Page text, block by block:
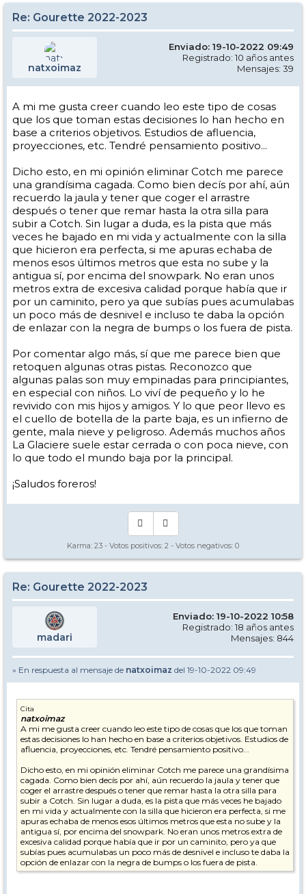
Re: Gourette 2022-2023
natxoimaz
Enviado: 19-10-2022 09:49
Registrado: 10 años antes
Mensajes: 39
A mi me gusta creer cuando leo este tipo de cosas
que los que toman estas decisiones lo han hecho en
base a criterios objetivos. Estudios de afluencia,
proyecciones, etc. Tendré pensamiento positivo...
Dicho esto, en mi opinión eliminar Cotch me parece
una grandísima cagada. Como bien decís por ahí, aún
recuerdo la jaula y tener que coger el arrastre
después o tener que remar hasta la otra silla para
subir a Cotch. Sin lugar a duda, es la pista que más
veces he bajado en mi vida y actualmente con la silla
que hicieron era perfecta, si me apuras echaba de
menos esos últimos metros que esta no sube y la
antigua sí, por encima del snowpark. No eran unos
metros extra de excesiva calidad porque había que ir
por un caminito, pero ya que subías pues acumulabas
un poco más de desnivel e incluso te daba la opción
de enlazar con la negra de bumps o los fuera de pista.
Por comentar algo más, sí que me parece bien que
retoquen algunas otras pistas. Reconozco que
algunas palas son muy empinadas para principiantes,
en especial con niños. Lo viví de pequeño y lo he
revivido con mis hijos y amigos. Y lo que peor llevo es
el cuello de botella de la parte baja, es un infierno de
gente, mala nieve y peligroso. Además muchos años
La Glaciere suele estar cerrada o con poca nieve, con
lo que todo el mundo baja por la principal.
¡Saludos foreros!
Karma: 23 - Votos positivos: 2 - Votos negativos: 0
Re: Gourette 2022-2023
madari
Enviado: 19-10-2022 10:58
Registrado: 18 años antes
Mensajes: 844
» En respuesta al mensaje de natxoimaz del 19-10-2022 09:49
Cita
natxoimaz
A mi me gusta creer cuando leo este tipo de cosas que los que toman
estas decisiones lo han hecho en base a criterios objetivos. Estudios de
afluencia, proyecciones, etc. Tendré pensamiento positivo...
Dicho esto, en mi opinión eliminar Cotch me parece una grandísima
cagada. Como bien decís por ahí, aún recuerdo la jaula y tener que
coger el arrastre después o tener que remar hasta la otra silla para
subir a Cotch. Sin lugar a duda, es la pista que más veces he bajado
en mi vida y actualmente con la silla que hicieron era perfecta, si me
apuras echaba de menos esos últimos metros que esta no sube y la
antigua sí, por encima del snowpark. No eran unos metros extra de
excesiva calidad porque había que ir por un caminito, pero ya que
subías pues acumulabas un poco más de desnivel e incluso te daba la
opción de enlazar con la negra de bumps o los fuera de pista.